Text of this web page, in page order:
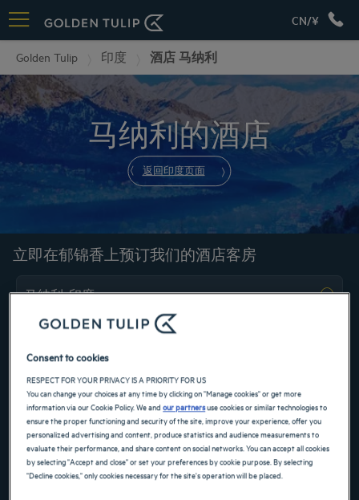
CN/¥
Golden Tulip 印度 酒店 马纳利
马纳利的酒店
返回印度页面
立即在郁锦香上预订我们的酒店客房
寻找酒店
添加特惠代码
Consent to cookies
RESPECT FOR YOUR PRIVACY IS A PRIORITY FOR US
You can change your choices at any time by clicking on "Manage cookies" or get more
information via our Cookie Policy. We andour partnersuse cookies or similar technologies to
ensure the proper functioning and security of the site, improve your experience, offer you
personalized advertising and content, produce statistics and audience measurements to
evaluate their performance, and share content on social networks. You can accept all cookies
by selecting "Accept and close" or set your preferences by cookie purpose. By selecting
"Decline cookies," only cookies necessary for the site's operation will be placed.